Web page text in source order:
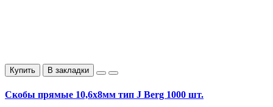
Купить В закладки
Скобы прямые 10,6x8мм тип J Berg 1000 шт.